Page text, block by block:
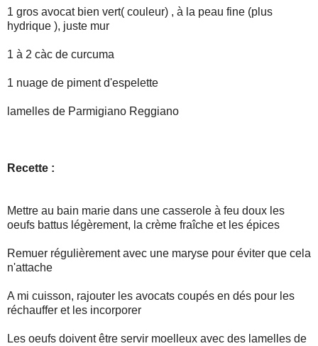
1 gros avocat bien vert( couleur) , à la peau fine (plus
hydrique ), juste mur
1 à 2 càc de curcuma
1 nuage de piment d'espelette
lamelles de Parmigiano Reggiano
Recette :
Mettre au bain marie dans une casserole à feu doux les
oeufs battus légèrement, la crème fraîche et les épices
Remuer régulièrement avec une maryse pour éviter que cela
n'attache
A mi cuisson, rajouter les avocats coupés en dés pour les
réchauffer et les incorporer
Les oeufs doivent être servir moelleux avec des lamelles de